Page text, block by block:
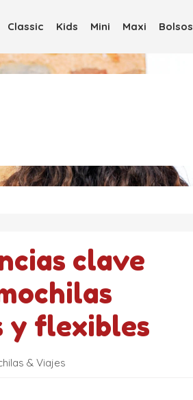
Classic Kids Mini Maxi Bolsos
clave
y flexibles
& Viajes